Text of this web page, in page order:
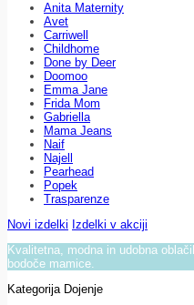
Anita Maternity
Avet
Carriwell
Childhome
Done by Deer
Doomoo
Emma Jane
Frida Mom
Gabriella
Mama Jeans
Naif
Najell
Pearhead
Popek
Trasparenze
Novi izdelki Izdelki v akciji
Kvalitetna, modna in udobna
bodoče mamice.
Kategorija Dojenje